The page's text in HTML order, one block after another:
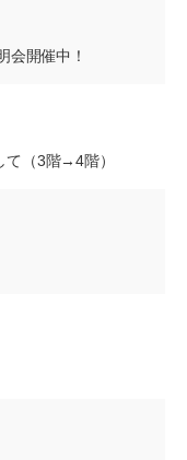
会開催中！
て（3階→4階）